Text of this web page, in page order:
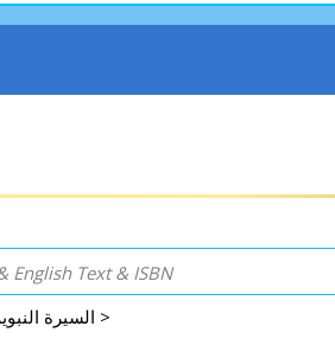
Islam: Prophet Muhammad السيرة النبوية >